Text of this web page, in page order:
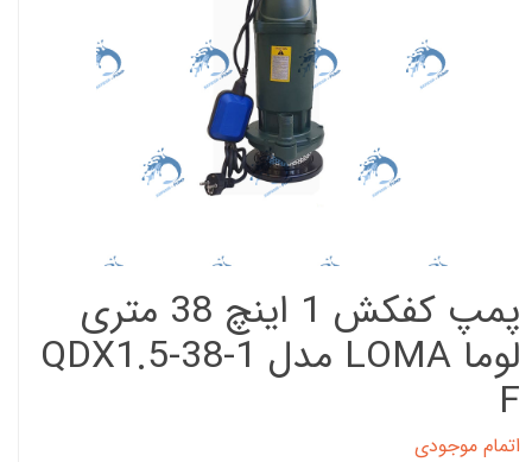
پمپ کفکش 1 اینچ 38 متری
لوما LOMA مدل QDX1.5-38-1
F
اتمام موجودی